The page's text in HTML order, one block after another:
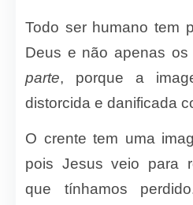
Todo ser humano tem
Deus e não apenas os
parte, porque a
distorcida e danificada
O crente tem uma
pois Jesus veio para
que tínhamos